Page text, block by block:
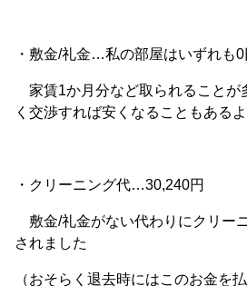
・敷金/礼金…私の部屋はいずれも0
家賃1か月分など取られることが
く交渉すれば安くなることもある
・クリーニング代…30,240円
敷金/礼金がない代わりにクリー
されました
（おそらく退去時にはこのお金を